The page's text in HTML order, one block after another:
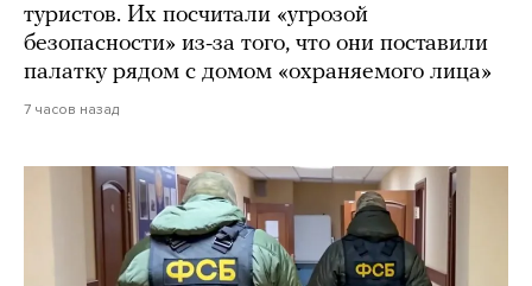
туристов. Их посчитали «угрозой
безопасности» из-за того, что они поставили
палатку рядом с домом «охраняемого лица»
7 часов назад